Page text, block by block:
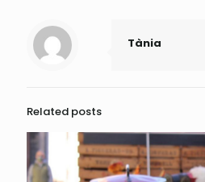
Tània
Related posts